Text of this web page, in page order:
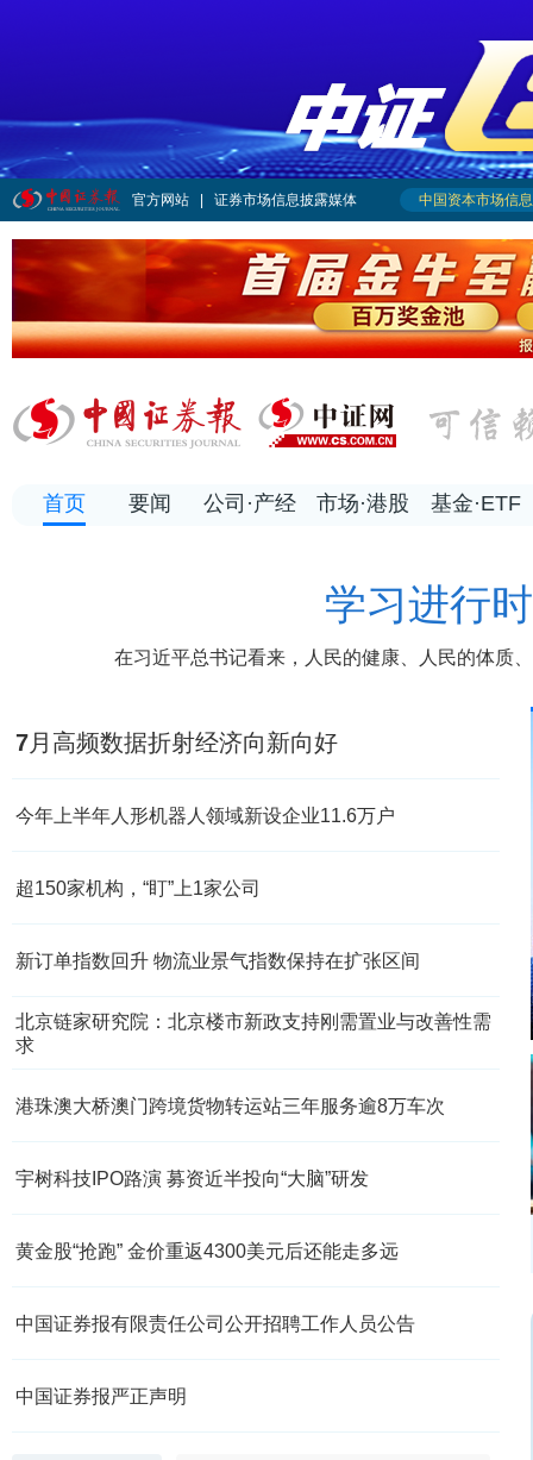
学习进行
在习近平总书记看来，人民的健康、人民的体质
7月高频数据折射经济向新向好
今年上半年人形机器人领域新设企业11.6万户
超150家机构，“盯”上1家公司
新订单指数回升 物流业景气指数保持在扩张区间
北京链家研究院：北京楼市新政支持刚需置业与改善性需
求
港珠澳大桥澳门跨境货物转运站三年服务逾8万车次
宇树科技IPO路演 募资近半投向“大脑”研发
黄金股“抢跑” 金价重返4300美元后还能走多远
中国证券报有限责任公司公开招聘工作人员公告
中国证券报严正声明
上市公司发布2026年半年报 生物医药等行业现亮点